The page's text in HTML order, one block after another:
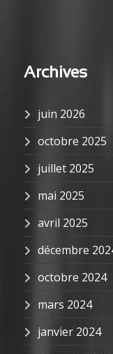
Archives
juin 2026
octobre 2025
juillet 2025
mai 2025
avril 2025
décembre
octobre 2024
mars 2024
janvier 2024